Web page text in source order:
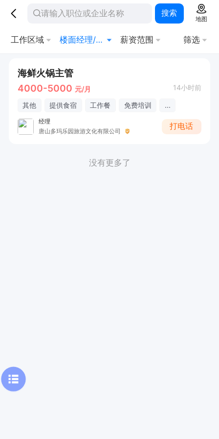
搜索
地图
工作区域 楼面经理/主任 薪资范围 筛选
海鲜火锅主管
4000-5000 元/月 14小时前
其他 提供食宿 工作餐 免费培训 ...
经理
唐山多玛乐园旅游文化有限公司
打电话
没有更多了